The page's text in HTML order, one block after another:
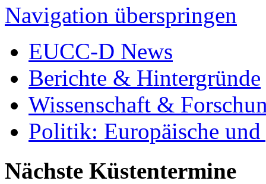
Navigation überspringen
EUCC-D News
Berichte & Hintergründe
Wissenschaft &
Politik: Europäische
Nächste Küstentermine